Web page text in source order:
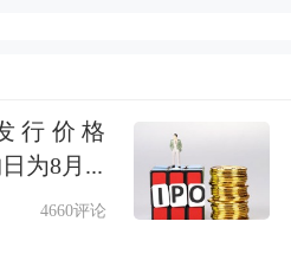
当地时间5月12日，
加埃表示，结束战
兹海峡的封锁是同美
行价格
为8月...
4660评论